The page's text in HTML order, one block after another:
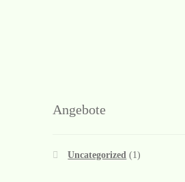
Angebote
Uncategorized (1)